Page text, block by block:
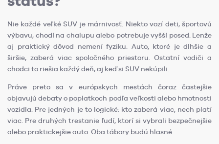
Nie každé veľké SUV je márnivosť. Niekto vozí deti, športovú
výbavu, chodí na chalupu alebo potrebuje vyšší posed. Lenže
aj praktický dôvod nemení fyziku. Auto, ktoré je dlhšie a
širšie, zaberá viac spoločného priestoru. Ostatní vodiči a
chodci to riešia každý deň, aj keď si SUV nekúpili.
Práve preto sa v európskych mestách čoraz častejšie
objavujú debaty o poplatkoch podľa veľkosti alebo hmotnosti
vozidla. Pre jedných je to logické: kto zaberá viac, nech platí
viac. Pre druhých trestanie ľudí, ktorí si vybrali bezpečnejšie
alebo praktickejšie auto. Oba tábory budú hlasné.